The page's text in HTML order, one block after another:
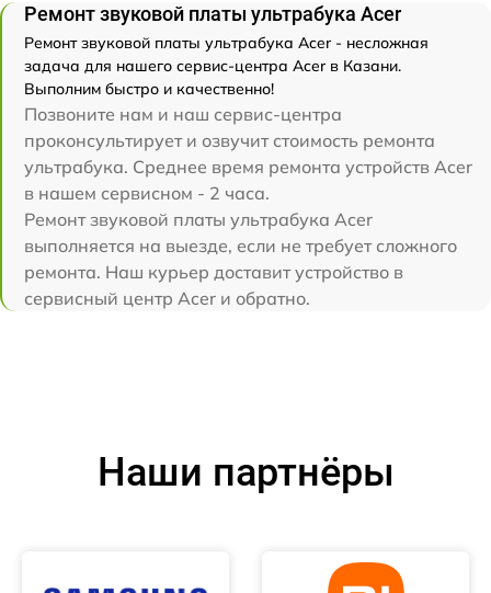
Ремонт звуковой платы ультрабука Acer
Ремонт звуковой платы ультрабука Acer - несложная
задача для нашего сервис-центра Acer в Казани.
Выполним быстро и качественно!
Позвоните нам и наш сервис-центра
проконсультирует и озвучит стоимость ремонта
ультрабука. Среднее время ремонта устройств Acer
в нашем сервисном - 2 часа.
Ремонт звуковой платы ультрабука Acer
выполняется на выезде, если не требует сложного
ремонта. Наш курьер доставит устройство в
сервисный центр Acer и обратно.
Наши партнёры